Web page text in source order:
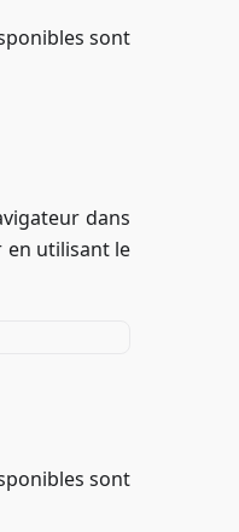
sont
dans
en utilisant le
sont